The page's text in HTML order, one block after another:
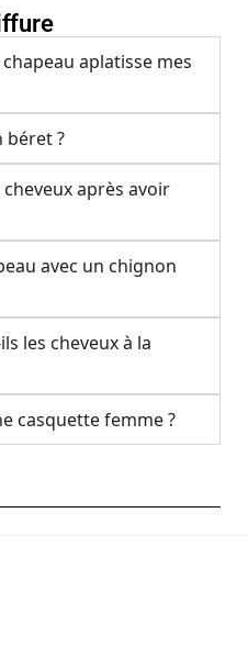
aplatisse mes
béret ?
après avoir
avec un chignon
les cheveux à la
casquette femme ?